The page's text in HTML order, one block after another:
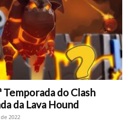
Temporada do Clash
da Lava Hound
2022